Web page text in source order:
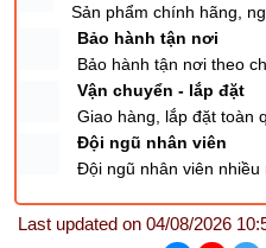
Sản phẩm chính hãng,
Bảo hành tận nơi
Bảo hành tận nơi theo
Vận chuyển - lắp đặt
Giao hàng, lắp đặt toàn
Đội ngũ nhân viên
Đội ngũ nhân viên nhiều
Last updated on 04/08/2026